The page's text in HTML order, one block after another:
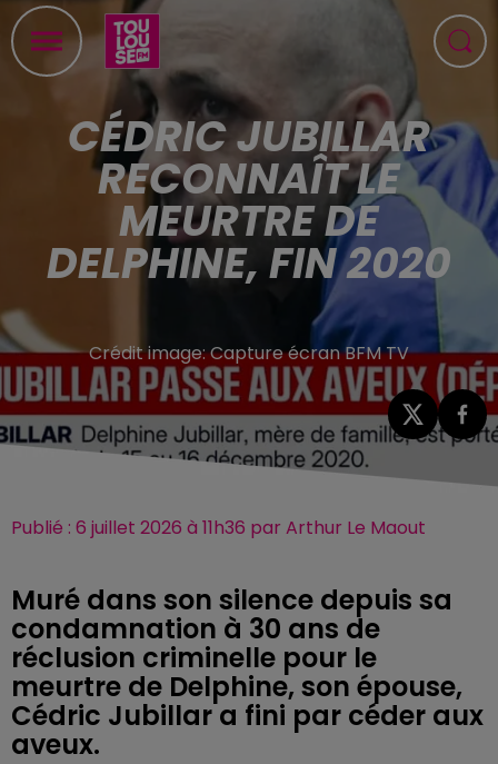
CÉDRIC JUBILLAR
RECONNAÎT LE
MEURTRE DE
DELPHINE, FIN 2020
Crédit image:Capture écran BFM TV
Publié : 6 juillet 2026 à 11h36 par Arthur Le Maout
Muré dans son silence depuis sa
condamnation à 30 ans de
réclusion criminelle pour le
meurtre de Delphine, son épouse,
Cédric Jubillar a fini par céder aux
aveux.